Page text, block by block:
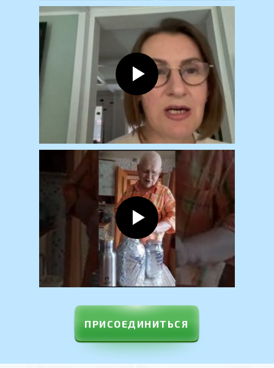
ПРИСОЕДИНИТЬСЯ
02
Устал от проблем, связанных
со здоровьем и желает
решить ихбез
медикаментов,используя
живительные свойства воды
01